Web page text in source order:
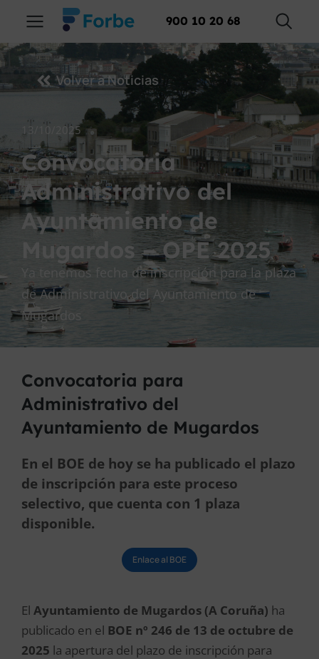
900 10 20 68
Volver a Noticias
13/10/2025
Convocatoria
Administrativo del
Ayuntamiento de
Mugardos – OPE 2025
Ya tenemos fecha de inscripción para la plaza
de Administrativo del Ayuntamiento de
Mugardos
Convocatoria para
Administrativo del
Ayuntamiento de Mugardos
En el BOE de hoy se ha publicado el plazo
de inscripción para este proceso
selectivo, que cuenta con 1 plaza
disponible.
Enlace al BOE
El Ayuntamiento de Mugardos (A Coruña) ha
publicado en el BOE nº 246 de 13 de octubre de
2025 la apertura del plazo de inscripción para